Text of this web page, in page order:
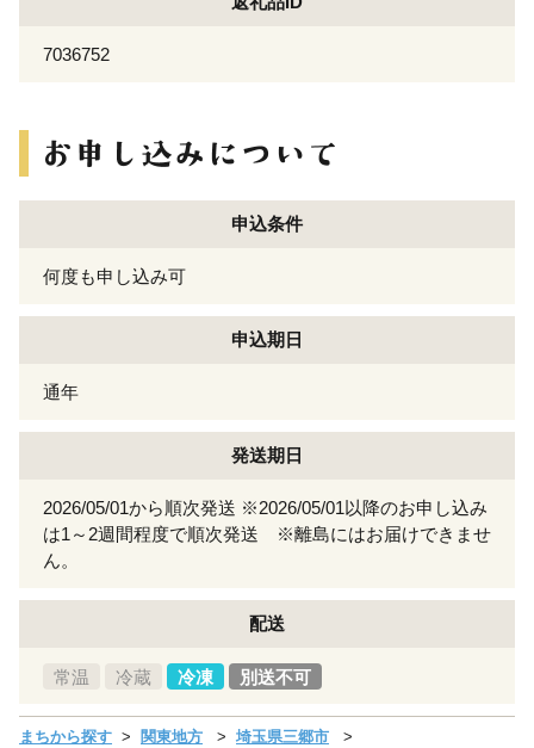
7036752
申込条件
何度も申し込み可
申込期日
通年
発送期日
2026/05/01から順次発送 ※2026/05/01以降のお申し込み
は1～2週間程度で順次発送 ※離島にはお届けできませ
ん。
配送
常温 冷蔵 冷凍 別送不可
まちから探す 関東地方
埼玉県三郷市